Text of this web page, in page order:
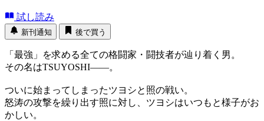
試し読み
新刊通知 後で買う
「最強」を求める全ての格闘家・闘技者が辿り着く男。
その名はTSUYOSHI――。
ついに始まってしまったツヨシと照の戦い。
怒涛の攻撃を繰り出す照に対し、ツヨシはいつもと様子がお
かしい。